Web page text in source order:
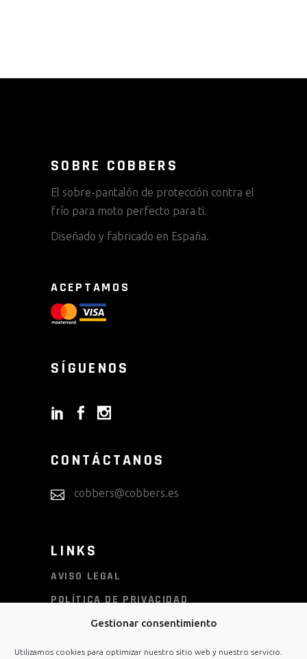
Gestionar consentimiento
Utilizamos cookies para optimizar nuestro sitio web y nuestro servicio.
SOBRE COBBERS
El sobre-pantalón de protección contra el
frío para moto perfecto para ti.
Diseñado y fabricado en España.
ACEPTAMOS
SÍGUENOS
CONTÁCTANOS
cobbers@cobbers.es
LINKS
AVISO LEGAL
POLÍTICA DE PRIVACIDAD
POLÍTICA DE COOKIES
CONDICIONES DE COMPRA